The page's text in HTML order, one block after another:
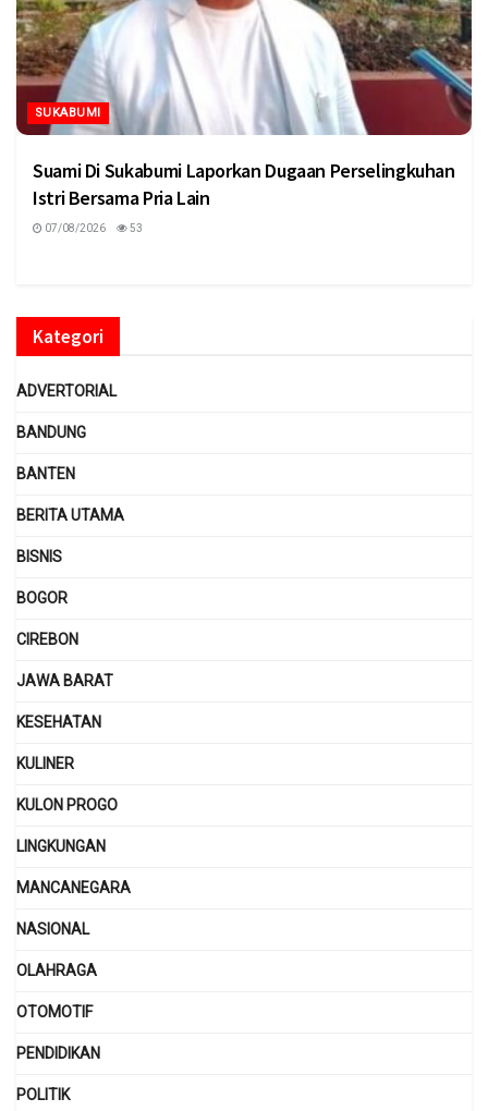
SUKABUMI
Suami Di Sukabumi Laporkan Dugaan Perselingkuhan
Istri Bersama Pria Lain
07/08/2026 53
Kategori
ADVERTORIAL
BANDUNG
BANTEN
BERITA UTAMA
BISNIS
BOGOR
CIREBON
JAWA BARAT
KESEHATAN
KULINER
KULON PROGO
LINGKUNGAN
MANCANEGARA
NASIONAL
OLAHRAGA
OTOMOTIF
PENDIDIKAN
POLITIK